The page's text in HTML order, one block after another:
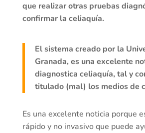
que realizar otras pruebas
confirmar la celiaquía.
El sistema creado por la
Granada, es una excelente
diagnostica celiaquía, tal y
titulado (mal) los medios de
Es una excelente noticia porque
rápido y no invasivo que puede